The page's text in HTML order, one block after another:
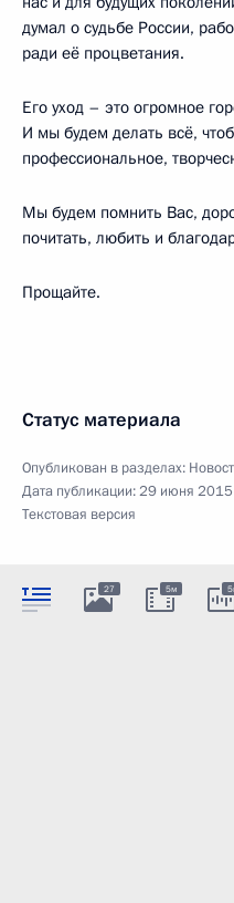
думал о судьбе России,
ради её процветания.
Его уход – это огромное
И мы будем делать всё,
профессиональное,
Мы будем помнить Вас,
почитать, любить и
Прощайте.
Статус материала
Опубликован в разделах:
Дата публикации:29 июня 2015
Текстовая версия
27 5м